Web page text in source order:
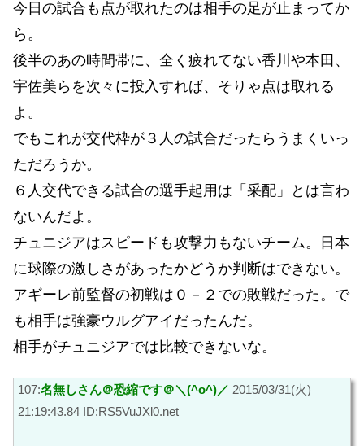
今日の試合も点が取れたのは相手の足が止まってか
ら。
後半のあの時間帯に、全く疲れてない香川や本田、
宇佐美らを次々に投入すれば、そりゃ点は取れる
よ。
でもこれが交代枠が３人の試合だったらうまくいっ
ただろうか。
６人交代できる試合の選手起用は「采配」とは言わ
ないんだよ。
チュニジアはスピードも攻撃力もないチーム。日本
に球際の激しさがあったかどうか判断はできない。
アギーレ前監督の初戦は０－２での敗戦だった。で
も相手は強豪ウルグアイだったんだ。
相手がチュニジアでは比較できないな。
107:名無しさん＠恐縮です＠＼(^o^)／ 2015/03/31(火)
21:19:43.84 ID:RS5VuJXl0.net